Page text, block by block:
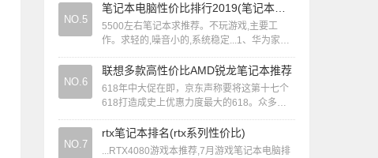
配8G内存和1TB...
NO.5
5500左右笔记本求推荐。不玩游戏,主要工
作。求轻的,噪音小的,系统稳定...1、华为家的
这款笔记本很是轻薄，外观设计得也很时尚，
酷睿全新的处理器让整个的运行速...
NO.6
联想多款高性价比AMD锐龙笔记本推荐
618年中大促在即，京东声称要将这第十七个
618打造成史上优惠力度最大的618。众多笔
电厂商也带着自家搭载锐龙4000系列处理器的
新品，强势参与此次活动。这必然...
NO.7
rtx笔记本排名(rtx系列性价比)
...RTX4080游戏本推荐,7月游戏笔记本电脑排